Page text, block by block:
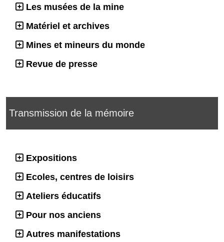
Les musées de la mine
Matériel et archives
Mines et mineurs du monde
Revue de presse
Transmission de la mémoire
Expositions
Ecoles, centres de loisirs
Ateliers éducatifs
Pour nos anciens
Autres manifestations